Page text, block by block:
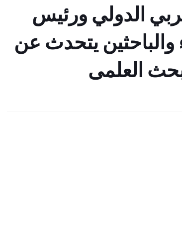
الدولي ورئيس
والباحثين يتحدث عن
العلمى